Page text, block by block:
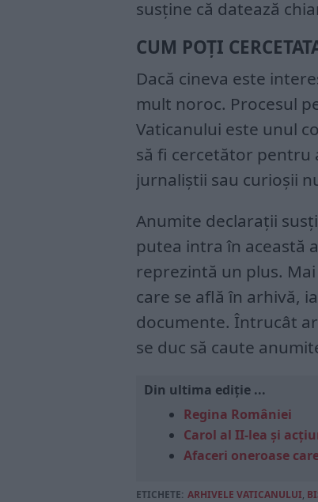
susține că datează
CUM POȚI
Dacă cineva este
mult noroc. Procesul
Vaticanului este unul
să fi cercetător pentru
jurnaliștii sau curioșii
Anumite declarații
putea intra în această
reprezintă un plus.
care se află în arhivă,
documente. Întrucât
se duc să caute
Din ultima ediție ...
Regina României
Carol al II-lea și
Afaceri oneroase
ETICHETE: ARHIVELE VATICANULUI,